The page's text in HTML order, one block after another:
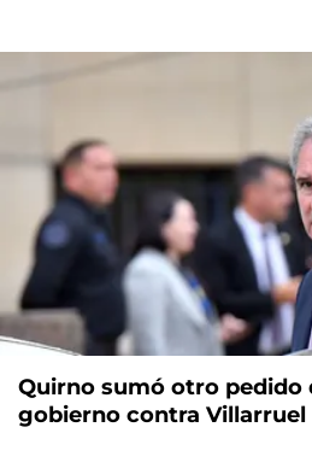
Quirno sumó otro pedido
gobierno contra Villarruel